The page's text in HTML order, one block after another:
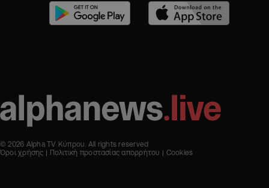
© 2026 Alpha TV Κύπρου. All rights reserved
Όροι χρήσης
Πολιτική προστασίας απορρήτου Cookies